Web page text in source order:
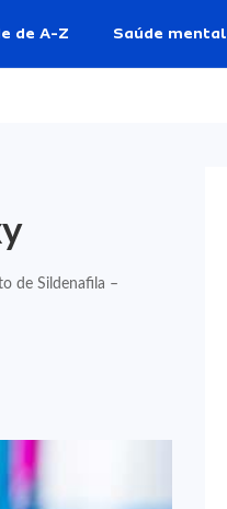
de A-Z Saúde mental
de Sildenafila –